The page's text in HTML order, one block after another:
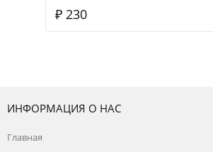
₽ 230
ИНФОРМАЦИЯ О НАС
Главная